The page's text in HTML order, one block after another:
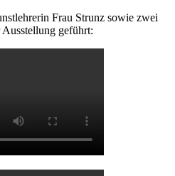
Frau Strunz sowie zwei
geführt: